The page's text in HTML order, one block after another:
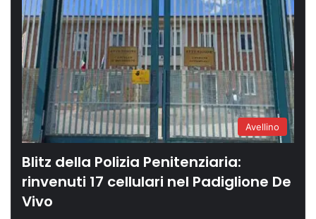
Avellino
Blitz della Polizia Penitenziaria:
rinvenuti 17 cellulari nel Padiglione De
Vivo